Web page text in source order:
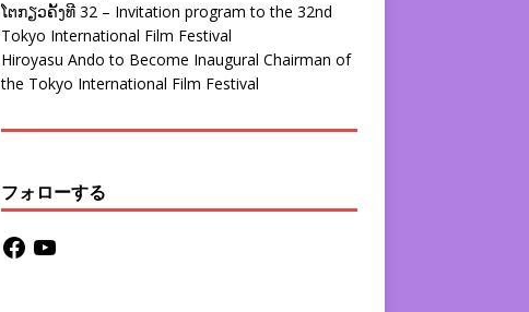
ໂຕກຽວຄັ້ງທີ 32 – Invitation program to the 32nd
Tokyo International Film Festival
Hiroyasu Ando to Become Inaugural Chairman of
the Tokyo International Film Festival
フォローする